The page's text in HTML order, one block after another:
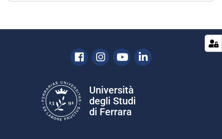
Facebook
Instagram
YoutubeLinkedin
Università
degli Studi
di Ferrara